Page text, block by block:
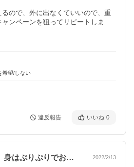
ので、外に出なくていいので、重
ンペーンを狙ってリピートしま
希望/しない
違反報告 いいね 0
白子も臭みがなく、身はぷりぷりでおいし… 2022/2/13